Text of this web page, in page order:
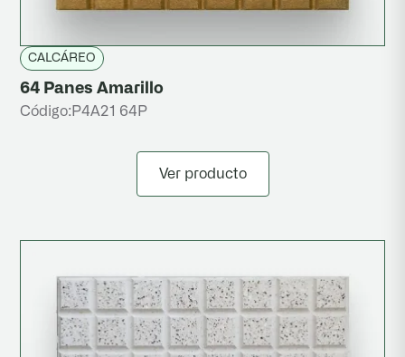
CALCÁREO
64 Panes Amarillo
Código: P4A21 64P
Ver producto